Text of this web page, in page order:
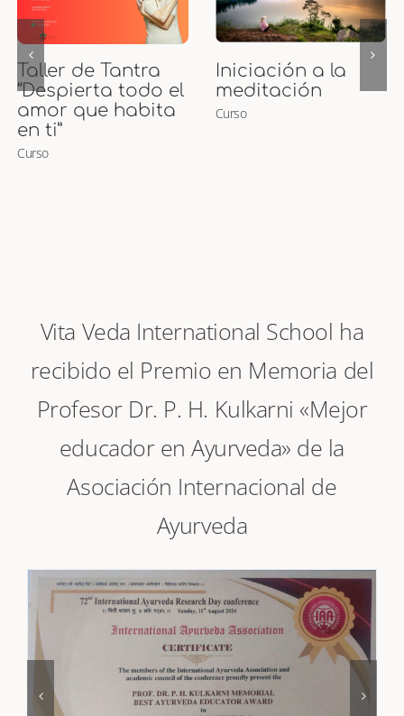
Curso de Puntos
Marma
Curso
Curso Presencial
de Maternidad
Ayurveda y
Vita Veda International School ha
recibido el Premio en Memoria del
Profesor Dr. P. H. Kulkarni «Mejor
educador en Ayurveda» de la
Asociación Internacional de
Ayurveda